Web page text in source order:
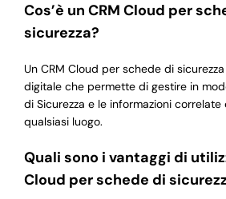
Cos’è un CRM Cloud per
sicurezza?
Un CRM Cloud per schede di
digitale che permette di gestire in
di Sicurezza e le informazioni
qualsiasi luogo.
Quali sono i vantaggi di
Cloud per schede di